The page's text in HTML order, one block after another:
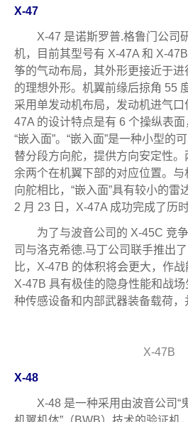
X-47
X-47 是诺斯罗普.格鲁门公司
机，目前其型号有 X-47A 和 X-
筝的气动布局，其外形更接近于
的理想外形。机翼前缘后掠角 55
采用单发动机布局，发动机进气
47A 的设计特点是有 6 个操纵表
“嵌入面”。“嵌入面”是一种小型的
替分段方向舵，提供方向安定性
余两个在机翼下部的对应位置。
向舵相比，“嵌入面”具有较小的雷
2 月 23 日，X-47A 成功完成了历
为了与波音公司的 X-45C 竞争
司与洛克希德.马丁公司联手推出
比，X-47B 的体积将会更大，作战
X-47B 具有极佳的隐身性能和战
种传感设备和内部武器装备载荷，
X-47B
X-48
X-48 是一种采用由波音公司“鬼